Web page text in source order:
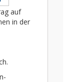
auf
in der